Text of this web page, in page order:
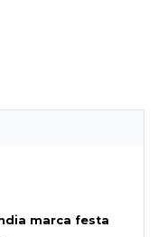
marca festa